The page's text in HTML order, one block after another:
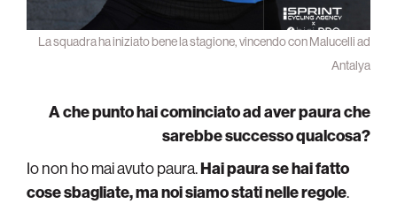
La squadra ha iniziato bene la stagione, vincendo con Malucelli ad
Antalya
A che punto hai cominciato ad aver paura che
sarebbe successo qualcosa?
Io non ho mai avuto paura.Hai paura se hai fatto
cose sbagliate, ma noi siamo stati nelle regole.